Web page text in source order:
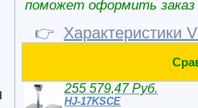
поможет оформить заказ
👉 Характеристики
255 579,47 Руб.
HJ-17KSCE